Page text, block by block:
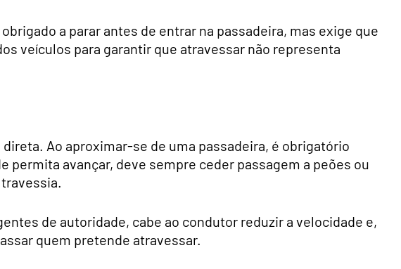
a parar antes de entrar na passadeira, mas exige que
veículos para garantir que atravessar não representa
Ao aproximar-se de uma passadeira, é obrigatório
permita avançar, deve sempre ceder passagem a peões ou
de autoridade, cabe ao condutor reduzir a velocidade e,
quem pretende atravessar.